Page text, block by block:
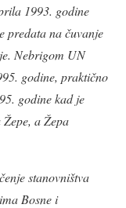
1993. godine
predata na čuvanje
Nebrigom UN
godine, praktično
godine kad je
Žepe, a Žepa
stanovništva
Bosne i